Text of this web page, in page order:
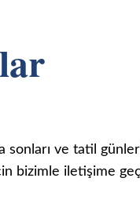
sonları ve tatil
bizimle iletişime